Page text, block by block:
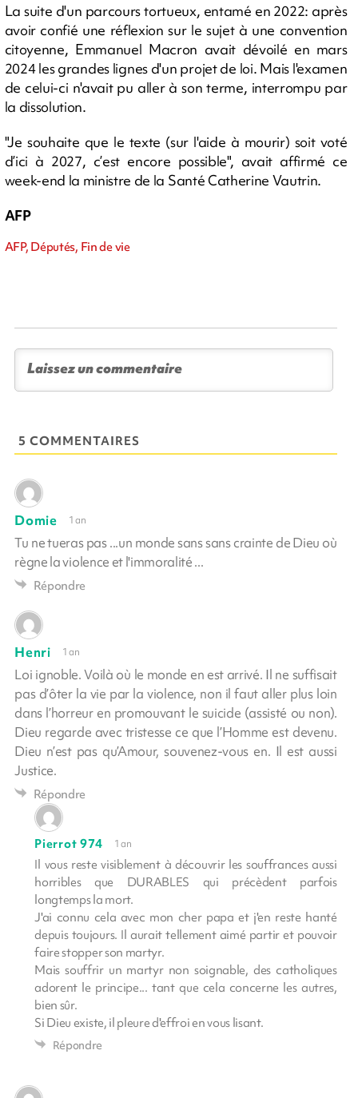
La suite d'un parcours tortueux, entamé en 2022: après
avoir confié une réflexion sur le sujet à une convention
citoyenne, Emmanuel Macron avait dévoilé en mars
2024 les grandes lignes d'un projet de loi. Mais l'examen
de celui-ci n'avait pu aller à son terme, interrompu par
la dissolution.
"Je souhaite que le texte (sur l'aide à mourir) soit voté
d’ici à 2027, c’est encore possible", avait affirmé ce
week-end la ministre de la Santé Catherine Vautrin.
AFP
AFP, Députés, Fin de vie
5 COMMENTAIRES
Domie 1 an
Tu ne tueras pas ...un monde sans sans crainte de Dieu où
règne la violence et l'immoralité ...
Répondre
Henri 1 an
Loi ignoble. Voilà où le monde en est arrivé. Il ne suffisait
pas d’ôter la vie par la violence, non il faut aller plus loin
dans l’horreur en promouvant le suicide (assisté ou non).
Dieu regarde avec tristesse ce que l’Homme est devenu.
Dieu n’est pas qu’Amour, souvenez-vous en. Il est aussi
Justice.
Répondre
Pierrot 974 1 an
Il vous reste visiblement à découvrir les souffrances aussi
horribles que DURABLES qui précèdent parfois
longtemps la mort.
J'ai connu cela avec mon cher papa et j'en reste hanté
depuis toujours. Il aurait tellement aimé partir et pouvoir
faire stopper son martyr.
Mais souffrir un martyr non soignable, des catholiques
adorent le principe... tant que cela concerne les autres,
bien sûr.
Si Dieu existe, il pleure d'effroi en vous lisant.
Répondre